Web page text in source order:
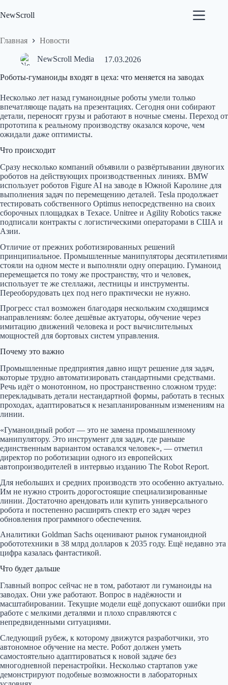
к
NewScroll
Главная Новости
NewScroll Media 17.03.2026
Роботы-гуманоиды входят в цеха: что меняется на заводах
Несколько лет назад гуманоидные роботы умели только
впечатляюще падать на презентациях. Сегодня они собирают
детали, переносят грузы и работают в ночные смены. Переход от
прототипа к реальному производству оказался короче, чем
ожидали даже оптимисты.
Что происходит
Сразу несколько компаний объявили о развёртывании двуногих
роботов на действующих производственных линиях. BMW
использует роботов Figure AI на заводе в Южной Каролине для
выполнения задач по перемещению деталей. Tesla продолжает
тестировать собственного Optimus непосредственно на своих
сборочных площадках в Техасе. Unitree и Agility Robotics также
подписали контракты с логистическими операторами в США и
Азии.
Отличие от прежних роботизированных решений
принципиальное. Промышленные манипуляторы десятилетиями
стояли на одном месте и выполняли одну операцию. Гуманоид
перемещается по тому же пространству, что и человек,
использует те же стеллажи, лестницы и инструменты.
Переоборудовать цех под него практически не нужно.
Прогресс стал возможен благодаря нескольким сходящимся
направлениям: более дешёвые актуаторы, обучение через
имитацию движений человека и рост вычислительных
мощностей для бортовых систем управления.
Почему это важно
Промышленные предприятия давно ищут решение для задач,
которые трудно автоматизировать стандартными средствами.
Речь идёт о монотонном, но пространственно сложном труде:
перекладывать детали нестандартной формы, работать в тесных
проходах, адаптироваться к незапланированным изменениям на
линии.
«Гуманоидный робот — это не замена промышленному
манипулятору. Это инструмент для задач, где раньше
единственным вариантом оставался человек», — отметил
директор по роботизации одного из европейских
автопроизводителей в интервью изданию The Robot Report.
Для небольших и средних производств это особенно актуально.
Им не нужно строить дорогостоящие специализированные
линии. Достаточно арендовать или купить универсального
робота и постепенно расширять спектр его задач через
обновления программного обеспечения.
Аналитики Goldman Sachs оценивают рынок гуманоидной
робототехники в 38 млрд долларов к 2035 году. Ещё недавно эта
цифра казалась фантастикой.
Что будет дальше
Главный вопрос сейчас не в том, работают ли гуманоиды на
заводах. Они уже работают. Вопрос в надёжности и
масштабировании. Текущие модели ещё допускают ошибки при
работе с мелкими деталями и плохо справляются с
непредвиденными ситуациями.
Следующий рубеж, к которому движутся разработчики, это
автономное обучение на месте. Робот должен уметь
самостоятельно адаптироваться к новой задаче без
многодневной перенастройки. Несколько стартапов уже
демонстрируют подобные возможности в лабораторных